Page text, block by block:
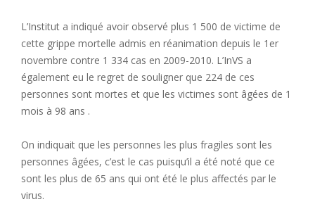
L’Institut a indiqué avoir observé plus 1 500 de victime de
cette grippe mortelle admis en réanimation depuis le 1er
novembre contre 1 334 cas en 2009-2010. L’InVS a
également eu le regret de souligner que 224 de ces
personnes sont mortes et que les victimes sont âgées de 1
mois à 98 ans .
On indiquait que les personnes les plus fragiles sont les
personnes âgées, c’est le cas puisqu’il a été noté que ce
sont les plus de 65 ans qui ont été le plus affectés par le
virus.